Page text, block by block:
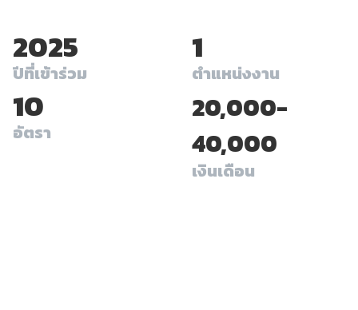
2025
ปีที่เข้าร่วม
1
ตำแหน่งงาน
10
อัตรา
20,000-
40,000
เงินเดือน